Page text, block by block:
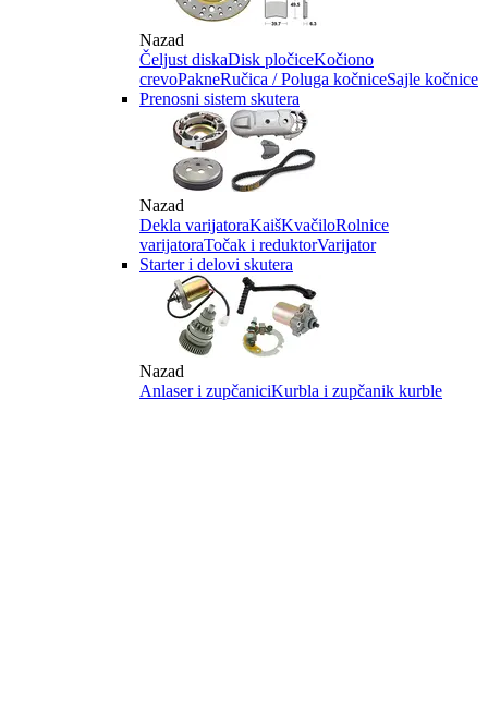
Nazad
Čeljust diskaDisk pločiceKočiono
crevoPakneRučica / Poluga kočniceSajle kočnice
Prenosni sistem skutera
Nazad
Dekla varijatoraKaišKvačiloRolnice
varijatoraTočak i reduktorVarijator
Starter i delovi skutera
Nazad
Anlaser i zupčaniciKurbla i zupčanik kurble